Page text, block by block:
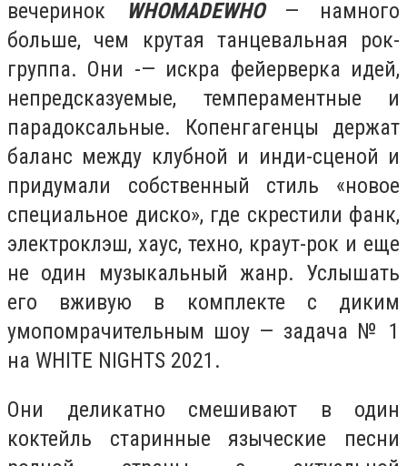
вечеринок WHOMADEWHO— намного
больше, чем крутая танцевальная рок-
группа. Они -— искра фейерверка идей,
непредсказуемые, темпераментные и
парадоксальные. Копенгагенцы держат
баланс между клубной и инди-сценой и
придумали собственный стиль «новое
специальное диско», где скрестили фанк,
электроклэш, хаус, техно, краут-рок и еще
не один музыкальный жанр. Услышать
его вживую в комплекте с диким
умопомрачительным шоу — задача № 1
на WHITE NIGHTS 2021.
Они деликатно смешивают в один
коктейль старинные языческие песни